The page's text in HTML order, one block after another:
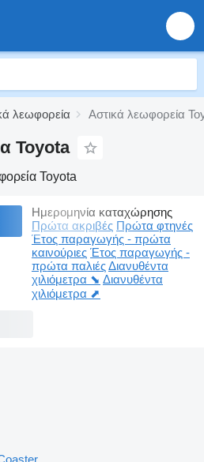
λεωφορεία Αστικά λεωφορεία
Toyota
Toyota
Ημερομηνία καταχώρησης
Πρώτα ακριβές Πρώτα φτηνές
Έτος παραγωγής - πρώτα
καινούριες Έτος παραγωγής -
πρώτα παλιέςΔιανυθέντα
χιλιόμετρα ⬊ Διανυθέντα
χιλιόμετρα ⬈